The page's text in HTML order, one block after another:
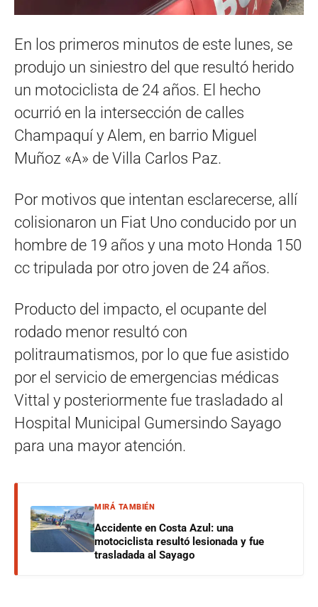
En los primeros minutos de este lunes, se
produjo un siniestro del que resultó herido
un motociclista de 24 años. El hecho
ocurrió en la intersección de calles
Champaquí y Alem, en barrio Miguel
Muñoz «A» de Villa Carlos Paz.
Por motivos que intentan esclarecerse, allí
colisionaron un Fiat Uno conducido por un
hombre de 19 años y una moto Honda 150
cc tripulada por otro joven de 24 años.
Producto del impacto, el ocupante del
rodado menor resultó con
politraumatismos, por lo que fue asistido
por el servicio de emergencias médicas
Vittal y posteriormente fue trasladado al
Hospital Municipal Gumersindo Sayago
para una mayor atención.
MIRÁ TAMBIÉN
Accidente en Costa Azul: una
motociclista resultó lesionada y fue
trasladada al Sayago